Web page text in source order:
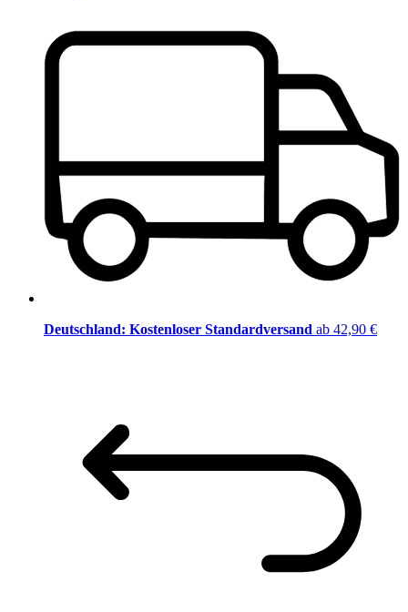
Deutschland: Kostenloser Standardversand ab 42,90 €